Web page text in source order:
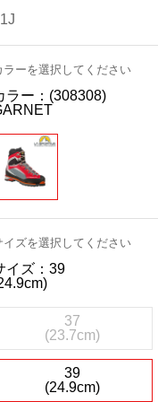
ラーを選択してください
ラー： (308308)
イズを選択してください
イズ： 39
37
(23.7cm)
39
(24.9cm)